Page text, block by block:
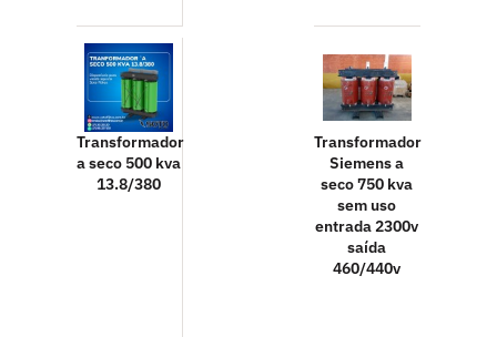
Transformador
a seco 500 kva
13.8/380
Transformador
Siemens a
seco 750 kva
sem uso
entrada 2300v
saída
460/440v